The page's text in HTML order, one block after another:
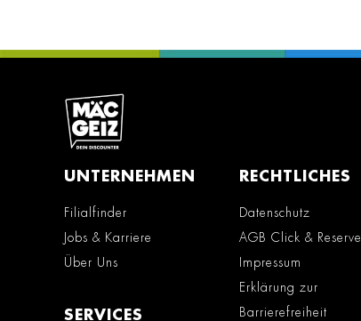
UNTERNEHMEN
Filialfinder
Jobs & Karriere
Über Uns
SERVICES
RECHTLICHES
Datenschutz
AGB Click & Reserve
Impressum
Erklärung zur
Barrierefreiheit